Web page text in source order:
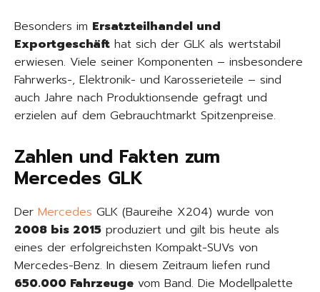
Besonders im Ersatzteilhandel und
Exportgeschäft hat sich der GLK als wertstabil
erwiesen. Viele seiner Komponenten – insbesondere
Fahrwerks-, Elektronik- und Karosserieteile – sind
auch Jahre nach Produktionsende gefragt und
erzielen auf dem Gebrauchtmarkt Spitzenpreise.
Zahlen und Fakten zum
Mercedes GLK
Der Mercedes GLK (Baureihe X204) wurde von
2008 bis 2015 produziert und gilt bis heute als
eines der erfolgreichsten Kompakt-SUVs von
Mercedes-Benz. In diesem Zeitraum liefen rund
650.000 Fahrzeuge vom Band. Die Modellpalette